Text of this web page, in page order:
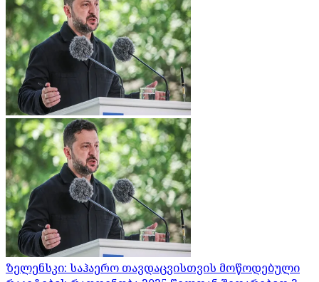
ზელენსკი: საჰაერო თავდაცვისთვის მოწოდებული